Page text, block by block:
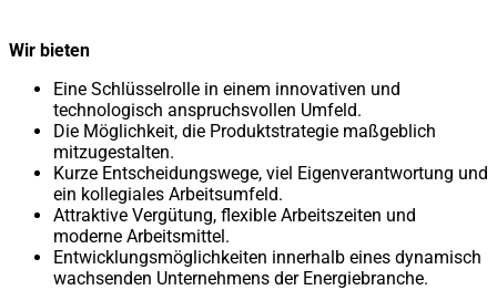
Wir bieten
Eine Schlüsselrolle in einem innovativen und
technologisch anspruchsvollen Umfeld.
Die Möglichkeit, die Produktstrategie maßgeblich
mitzugestalten.
Kurze Entscheidungswege, viel Eigenverantwortung und
ein kollegiales Arbeitsumfeld.
Attraktive Vergütung, flexible Arbeitszeiten und
moderne Arbeitsmittel.
Entwicklungsmöglichkeiten innerhalb eines dynamisch
wachsenden Unternehmens der Energiebranche.